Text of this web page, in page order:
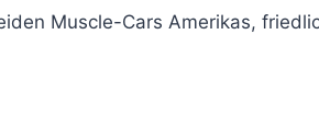
Muscle-Cars Amerikas,